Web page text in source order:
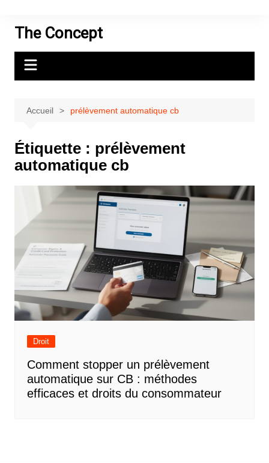
contenuThe Concept
Accueil prélèvement automatique cb
Étiquette : prélèvement
automatique cb
Droit
Comment stopper un prélèvement
automatique sur CB : méthodes
efficaces et droits du consommateur